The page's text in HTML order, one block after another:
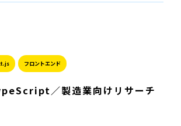
フロントエンド
／製造業向けリサーチ